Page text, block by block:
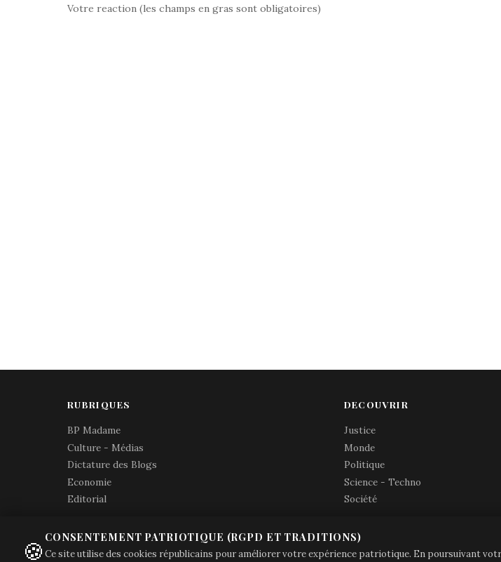
Votre reaction (les champs en gras sont obligatoires)
RUBRIQUES
BP Madame
Culture - Médias
Dictature des Blogs
Economie
Editorial
DECOUVRIR
Justice
Monde
Politique
Science - Techno
Société
© Brave Patrie +
🍪
CONSENTEMENT PATRIOTIQUE (RGPD ET TRADITIONS)
Ce site utilise des cookies républicains pour améliorer votre expérience patriotique. En poursuivant